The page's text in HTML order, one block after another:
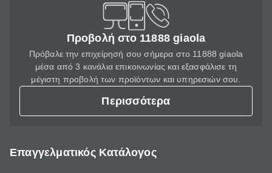
Προβολή στο 11888 giaola
Πρόβαλε την επιχείρησή σου σήμερα στο 11888 giaola
μέσα από 3 κανάλια επικοινωνίας και εξασφάλισε τη
μέγιστη προβολή των προϊόντων και υπηρεσιών σου.
Περισσότερα
Επαγγελματικός Κατάλογος